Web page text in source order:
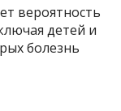
вероятность
детей и
болезнь